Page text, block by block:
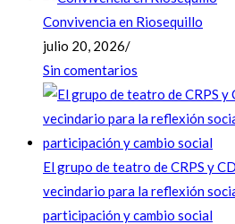
Convivencia en Riosequillo
julio 20, 2026/
Sin comentarios
El grupo de teatro de CRPS y
vecindario para la reflexión
participación y cambio social